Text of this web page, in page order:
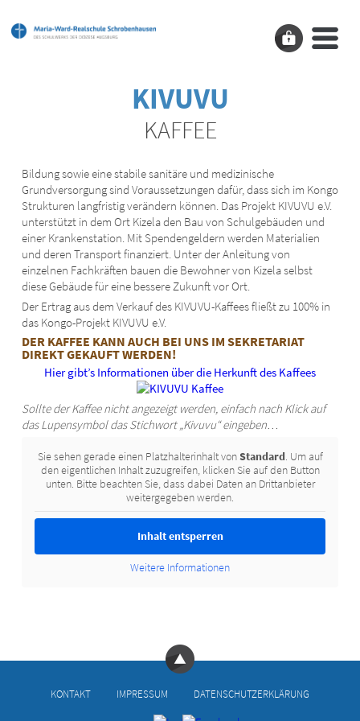
KIVUVU
KAFFEE
Bildung sowie eine stabile sanitäre und medizinische
Grundversorgung sind Voraussetzungen dafür, dass sich im Kongo
Strukturen langfristig verändern können. Das Projekt KIVUVU e.V.
unterstützt in dem Ort Kizela den Bau von Schulgebäuden und
einer Krankenstation. Mit Spendengeldern werden Materialien
und deren Transport finanziert. Unter der Anleitung von
einzelnen Fachkräften bauen die Bewohner von Kizela selbst
diese Gebäude für eine bessere Zukunft vor Ort.
Der Ertrag aus dem Verkauf des KIVUVU-Kaffees fließt zu 100% in
das Kongo-Projekt KIVUVU e.V.
DER KAFFEE KANN AUCH BEI UNS IM SEKRETARIAT
DIREKT GEKAUFT WERDEN!
Hier gibt’s Informationen über die Herkunft des Kaffees
Sollte der Kaffee nicht angezeigt werden, einfach nach Klick auf
das Lupensymbol das Stichwort „Kivuvu“ eingeben…
Sie sehen gerade einen Platzhalterinhalt vonStandard. Um auf
den eigentlichen Inhalt zuzugreifen, klicken Sie auf den Button
unten. Bitte beachten Sie, dass dabei Daten an Drittanbieter
weitergegeben werden.
Inhalt entsperren
Weitere Informationen
KONTAKT IMPRESSUM DATENSCHUTZERKLÄRUNG